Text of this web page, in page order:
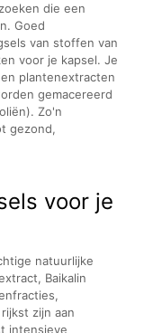
die een
Goed
van stoffen van
voor je kapsel. Je
plantenextracten
gemacereerd
Zo'n
gezond,
voor je
natuurlijke
Baikalin
zijn aan
intensieve